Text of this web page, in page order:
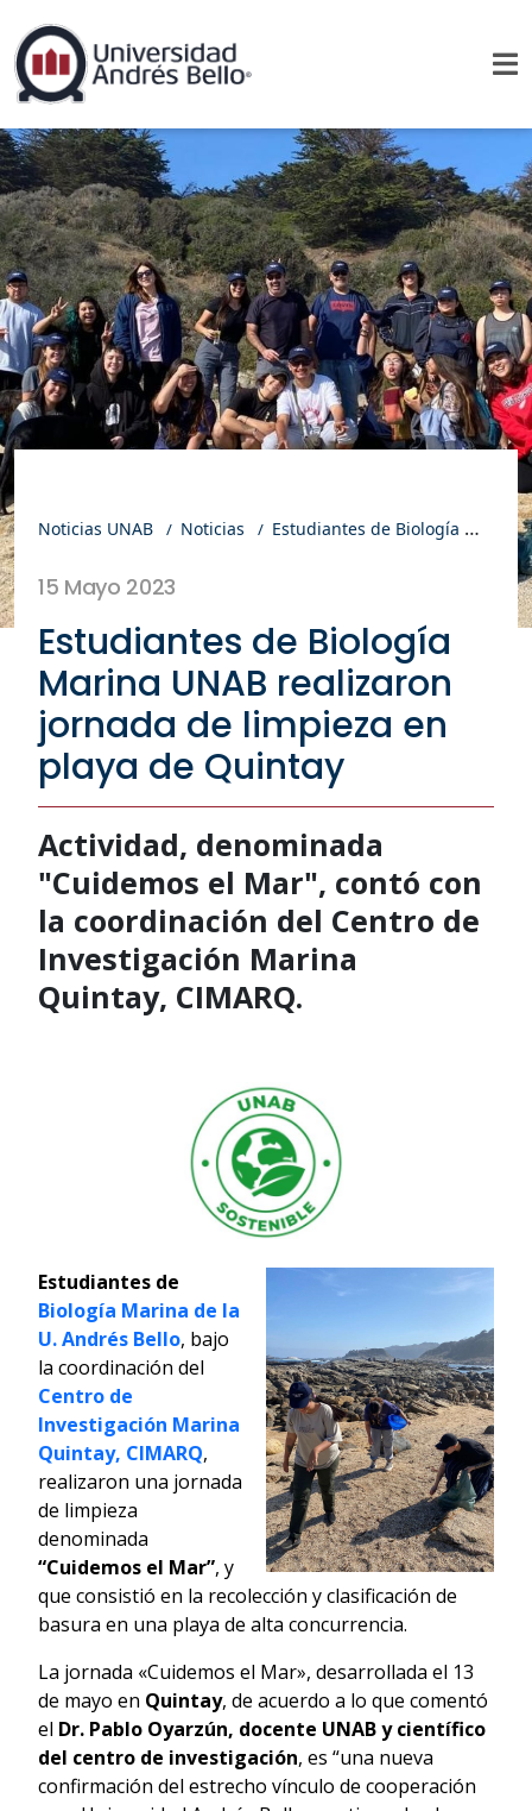
Noticias UNAB Noticias Estudiantes de Biología Marina UNAB realizaron jornada de limpieza en playa de Quintay
15 Mayo 2023
Estudiantes de Biología
Marina UNAB realizaron
jornada de limpieza en
playa de Quintay
Actividad, denominada
"Cuidemos el Mar", contó con
la coordinación del Centro de
Investigación Marina
Quintay, CIMARQ.
Estudiantes de
Biología Marina de la
U. Andrés Bello, bajo
la coordinación del
Centro de
Investigación Marina
Quintay, CIMARQ,
realizaron una jornada
de limpieza
denominada
“Cuidemos el Mar”, y
que consistió en la recolección y clasificación de
basura en una playa de alta concurrencia.
La jornada «Cuidemos el Mar», desarrollada el 13
de mayo en Quintay, de acuerdo a lo que comentó
el Dr. Pablo Oyarzún, docente UNAB y científico
del centro de investigación, es “una nueva
confirmación del estrecho vínculo de cooperación